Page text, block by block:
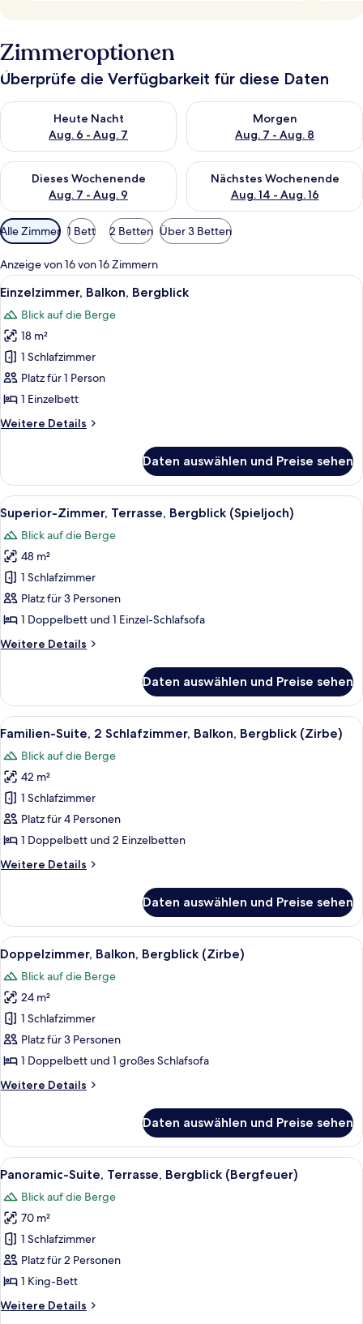
Zimmeroptionen
Überprüfe die Verfügbarkeit für diese Daten
Heute Nacht
Aug. 6 - Aug. 7
Überprüfe die Verfügbarkeit für heute Nacht, Aug. 6 - Aug. 7.
Morgen
Aug. 7 - Aug. 8
Überprüfe die Verfügbarkeit
Dieses Wochenende
Aug. 7 - Aug. 9
Überprüfe die Verfügbarkeit für dieses Wochenende, Aug. 7
Nächstes Wochenende
Aug. 14 - Aug. 16
Überprüfe die Verfügbarkeit
Verfügbare
Filter
für
Zimmer
Alle Zimmer 1 Bett 2 Betten Über 3 Betten
Anzeige von 16 von 16 Zimmern
Alle
Fotos
für
Einzelzimmer,
Balkon,
Bergblick
anzeigen
Ein modernes Schlafzimmer mit
2
Einzelzimmer, Balkon, Bergblick
Blick auf die Berge
18 m²
1 Schlafzimmer
Platz für 1 Person
1 Einzelbett
Weitere Details
Weitere
Balkon,
Bergblick
Daten auswählen und Preise sehen
Alle
Fotos
für
Superior-
Zimmer,
Terrasse,
Bergblick
anzeigen
Ein modernes Schlafzimmer mit
5
Superior-Zimmer, Terrasse, Bergblick (Spieljoch)
Blick auf die Berge
48 m²
1 Schlafzimmer
Platz für 3 Personen
1 Doppelbett und 1 Einzel-Schlafsofa
Weitere Details
Weitere
Zimmer,
Terrasse,
Bergblick
Daten auswählen und Preise sehen
Alle
Fotos
für
Familien-
Suite,
2 Schlafzimmer,
Balkon,
(Zirbe)
Ein Hotelzimmer mit Bett, Sessel,
6
Familien-Suite, 2 Schlafzimmer, Balkon, Bergblick (Zirbe)
Blick auf die Berge
42 m²
1 Schlafzimmer
Platz für 4 Personen
1 Doppelbett und 2 Einzelbetten
Weitere Details
Weitere
Suite,
2 Schlafzimmer,
Balkon,
Bergblick
(Zirbe)
Daten auswählen und Preise sehen
Alle
Fotos
für
Doppelzimmer,
Balkon,
Bergblick
(Zirbe)
Ein Holzbett mit weißen Leinen, ein
3
Doppelzimmer, Balkon, Bergblick (Zirbe)
Blick auf die Berge
24 m²
1 Schlafzimmer
Platz für 3 Personen
1 Doppelbett und 1 großes Schlafsofa
Weitere Details
Weitere
Balkon,
Bergblick
(Zirbe)
Daten auswählen und Preise sehen
Alle
Fotos
für
Panoramic-
Suite,
Terrasse,
Bergblick
anzeigen
Ein modernes Schlafzimmer mit
7
Panoramic-Suite, Terrasse, Bergblick (Bergfeuer)
Blick auf die Berge
70 m²
1 Schlafzimmer
Platz für 2 Personen
1 King-Bett
Weitere Details
Weitere